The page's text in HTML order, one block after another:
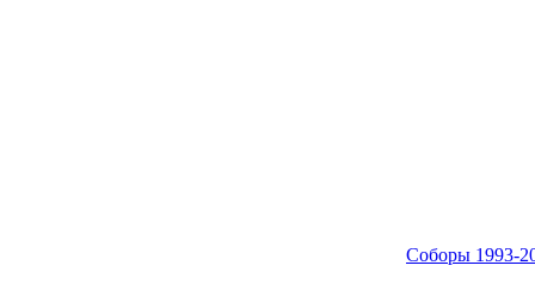
Соборы 1993-